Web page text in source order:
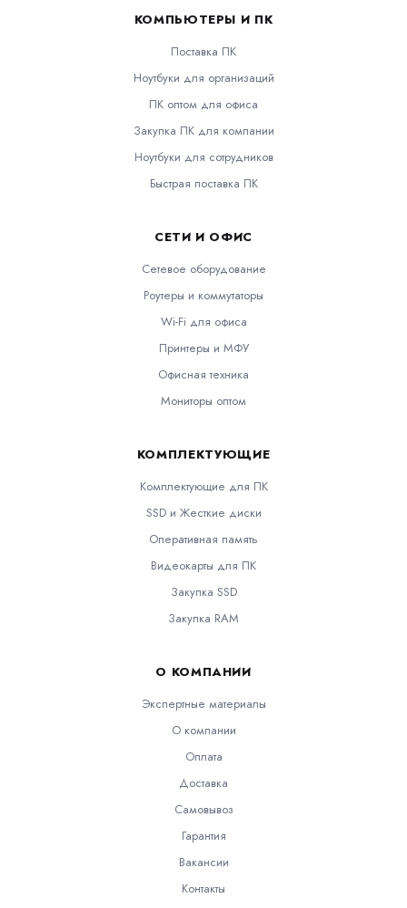
КОМПЬЮТЕРЫ И ПК
Поставка ПК
Ноутбуки для организаций
ПК оптом для офиса
Закупка ПК для компании
Ноутбуки для сотрудников
Быстрая поставка ПК
СЕТИ И ОФИС
Сетевое оборудование
Роутеры и коммутаторы
Wi-Fi для офиса
Принтеры и МФУ
Офисная техника
Мониторы оптом
КОМПЛЕКТУЮЩИЕ
Комплектующие для ПК
SSD и Жесткие диски
Оперативная память
Видеокарты для ПК
Закупка SSD
Закупка RAM
О КОМПАНИИ
Экспертные материалы
О компании
Оплата
Доставка
Самовывоз
Гарантия
Вакансии
Контакты